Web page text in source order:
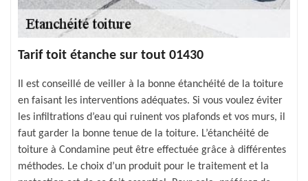
Tarif toit étanche sur tout 01430
Il est conseillé de veiller à la bonne étanchéité de la toiture
en faisant les interventions adéquates. Si vous voulez éviter
les infiltrations d’eau qui ruinent vos plafonds et vos murs, il
faut garder la bonne tenue de la toiture. L’étanchéité de
toiture à Condamine peut être effectuée grâce à différentes
méthodes. Le choix d’un produit pour le traitement et la